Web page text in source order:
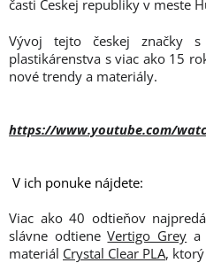
časti Českej republiky v meste
Vývoj tejto českej značky
plastikárenstva s viac ako 15
nové trendy a materiály.
https://www.youtube.com/
V ich ponuke nájdete:
Viac ako 40 odtieňov
slávne odtieneVertigo Grey a
materiál Crystal Clear PLA,